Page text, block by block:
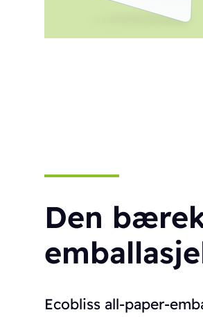
Den
Ecobliss all-paper-